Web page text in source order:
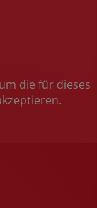
die für dieses